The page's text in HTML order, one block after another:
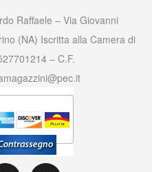
Raffaele – Via Giovanni
(NA) Iscritta alla Camera di
– C.F.